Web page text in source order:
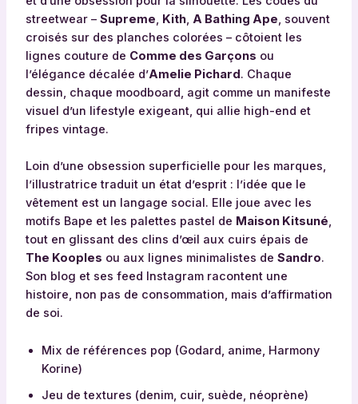
streetwear – Supreme, Kith, A Bathing Ape, souvent
croisés sur des planches colorées – côtoient les
lignes couture de Comme des Garçons ou
l’élégance décalée d’Amelie Pichard. Chaque
dessin, chaque moodboard, agit comme un manifeste
visuel d’un lifestyle exigeant, qui allie high-end et
fripes vintage.
Loin d’une obsession superficielle pour les marques,
l’illustratrice traduit un état d’esprit : l’idée que le
vêtement est un langage social. Elle joue avec les
motifs Bape et les palettes pastel de Maison Kitsuné,
tout en glissant des clins d’œil aux cuirs épais de
The Kooples ou aux lignes minimalistes de Sandro.
Son blog et ses feed Instagram racontent une
histoire, non pas de consommation, mais d’affirmation
de soi.
Mix de références pop (Godard, anime, Harmony
Korine)
Jeu de textures (denim, cuir, suède, néoprène)